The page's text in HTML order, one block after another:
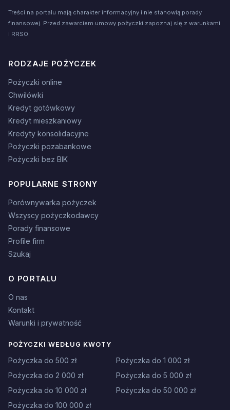
Treści na portalu mają charakter informacyjny i nie stanowią porady
finansowej. Przed zawarciem umowy pożyczki zapoznaj się z warunkami
i RRSO.
RODZAJE POŻYCZEK
Pożyczki online
Chwilówki
Kredyt gotówkowy
Kredyt mieszkaniowy
Kredyty konsolidacyjne
Pożyczki pozabankowe
Pożyczki bez BIK
POPULARNE STRONY
Porównywarka pożyczek
Wszyscy pożyczkodawcy
Porady finansowe
Profile firm
Szukaj
O PORTALU
O nas
Kontakt
Warunki i prywatność
POŻYCZKI WEDŁUG KWOTY
Pożyczka do 500 zł
Pożyczka do 1 000 zł
Pożyczka do 2 000 zł
Pożyczka do 5 000 zł
Pożyczka do 10 000 zł
Pożyczka do 50 000 zł
Pożyczka do 100 000 zł